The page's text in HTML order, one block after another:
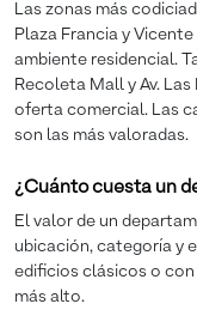
Las zonas más
Plaza Francia y
ambiente residencial.
Recoleta Mall y Av.
oferta comercial. Las
son las más valoradas.
¿Cuánto cuesta un
El valor de un
ubicación, categoría y
edificios clásicos o
más alto.